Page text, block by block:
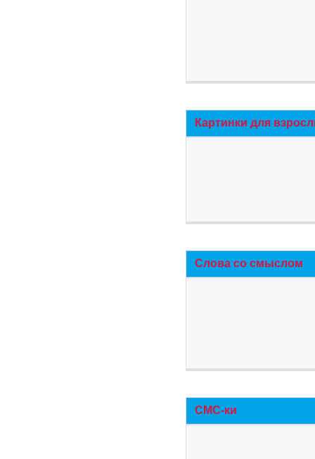
Картинки для
Слова со смыслом
СМС-ки